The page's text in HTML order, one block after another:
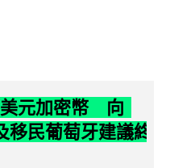
美元加密幣 向
民葡萄牙建議終